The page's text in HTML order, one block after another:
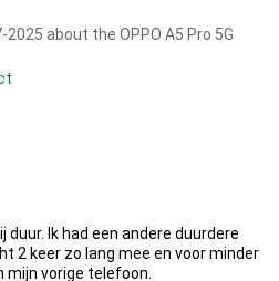
2025 about the OPPO A5 Pro 5G
duur. Ik had een andere duurdere
2 keer zo lang mee en voor minder
mijn vorige telefoon.